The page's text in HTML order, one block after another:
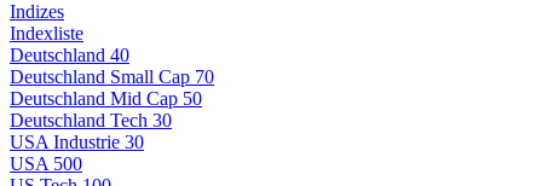
Indizes
Indexliste
Deutschland 40
Deutschland Small Cap 70
Deutschland Mid Cap 50
Deutschland Tech 30
USA Industrie 30
USA 500